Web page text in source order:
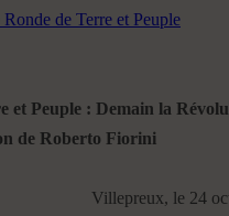
de Terre et Peuple
et Peuple : Demain la
de Roberto Fiorini
Villepreux, le 24